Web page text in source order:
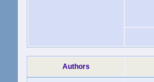
Authors